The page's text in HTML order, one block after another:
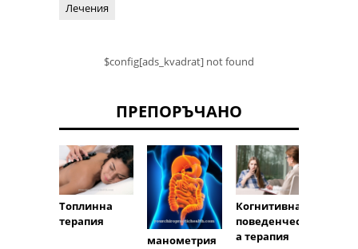
Лечения
$config[ads_kvadrat] not found
ПРЕПОРЪЧАНО
Топлинна
терапия
манометрия
Когнитивна
поведенческ
а терапия